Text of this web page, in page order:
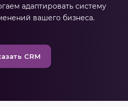
адаптировать систему
вашего бизнеса.
CRM